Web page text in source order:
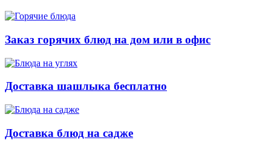
Заказ горячих блюд на дом или в офис
Доставка шашлыка бесплатно
Доставка блюд на садже